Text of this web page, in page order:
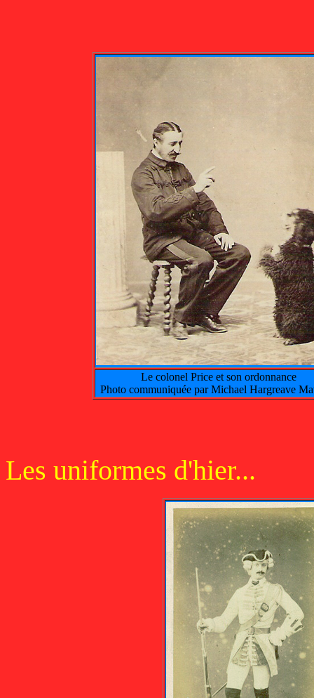
Le colonel Price et son ordonnance
Photo communiquée par Michael Hargreave
Les uniformes d'hier...